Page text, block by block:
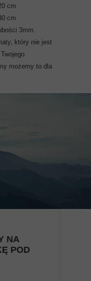
cm
cm
3mm.
który nie jest
możemy to dla
NA
POD